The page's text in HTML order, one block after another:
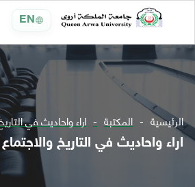
EN
الرئيسية المكتبة اراء واحاديث في
اراء واحاديث في التاريخ والاجتماع